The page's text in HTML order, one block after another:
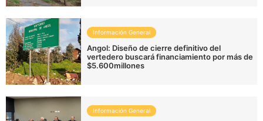
Información General
Angol: Diseño de cierre definitivo del
vertedero buscará financiamiento por más de
$5.600millones
Información General